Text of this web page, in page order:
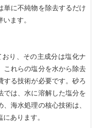
単に不純物を除去するだけ
ます。
り、その主成分は塩化ナ
これらの塩分を水から除去
する技術が必要です。砂ろ
では、水に溶解した塩分を
海水処理の核心技術は、
あります。